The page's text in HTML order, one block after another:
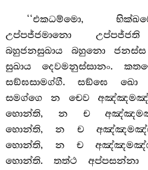
‘‘එකධම්මො,
උප්පජ්ජමානො
බහුජනසුඛාය බහුනො ජනස්ස
සුඛාය දෙවමනුස්සානං.
සඞ්ඝසාමග්ගී. සඞ්ඝෙ ඛො
සමග්ගෙ න චෙව
හොන්ති, න ච
හොන්ති, න ච
හොන්ති, න ච
හොන්ති. තත්ථ අප්පසන්නා